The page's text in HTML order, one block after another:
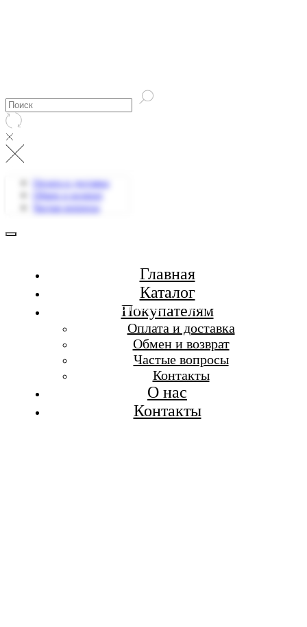
Бесплатная доставка при заказе от 7 000 р.
Оплата и доставка
Обмен и возврат
Частые вопросы
Главная
Каталог
Покупателям
Оплата и доставка
Обмен и возврат
Частые вопросы
Контакты
О нас
Контакты